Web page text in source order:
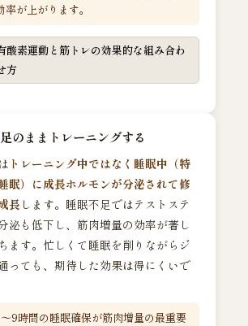
率が上がります。
酸素運動と筋トレの効果的な組み合わ
方
のままトレーニングする
トレーニング中ではなく睡眠中（特
眠）に成長ホルモンが分泌されて修
長 します。睡眠不足ではテストステ
泌も低下し、筋肉増量の効率が著し
ます。忙しくて睡眠を削りながらジ
っても、期待した効果は得にくいで
9時間の睡眠確保が筋肉増量の最重要